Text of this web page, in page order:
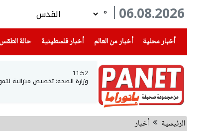
06.08.2026
°
أخبار محلية
(current) أخبار من العالم أخبار فلسطينية(current) حالة الطقس
11:52
وزارة الصحة: تخصيص ميزانية لتمويل توظيف 82 ممرضًا وممرضة من ذوي
الرئيسية أخبار